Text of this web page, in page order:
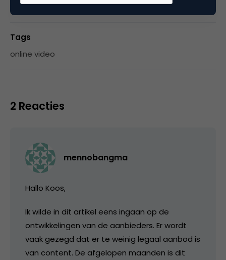
Media
Tags
online video
2 Reacties
mennobangma
Hallo Koos,
Ik wilde in dit artikel eens ingaan op de
ontwikkelingen van de aanbieders. Er wordt
vaak gezegd dat er te weinig legaal aanbod is
van content. De afgelopen maanden is dit